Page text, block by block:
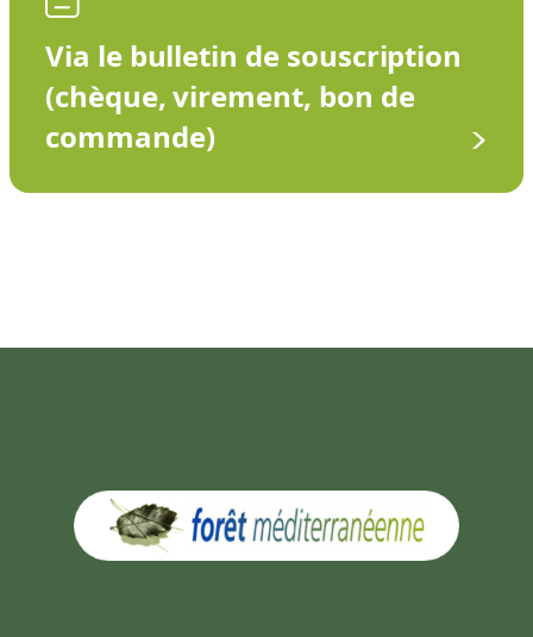
Via le bulletin de souscription
(chèque, virement, bon de
commande)